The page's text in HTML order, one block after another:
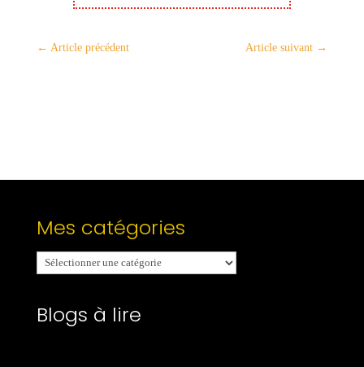
← Article précédent Article suivant →
Mes catégories
Mes
catégories
Blogs à lire